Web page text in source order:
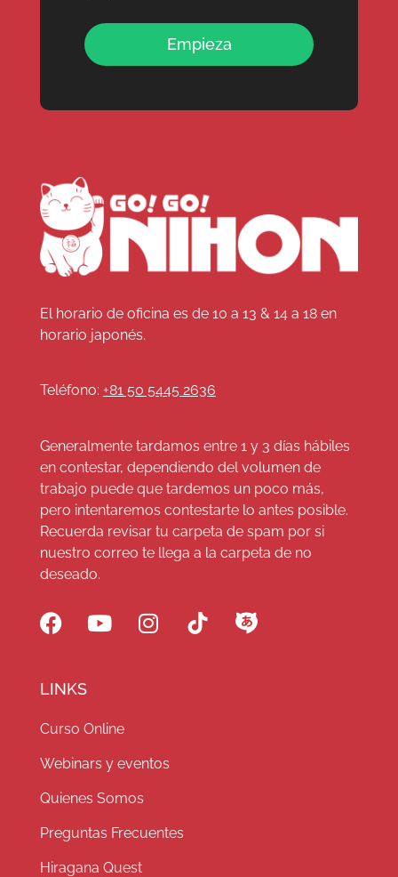
Empieza
El horario de oficina es de 10 a 13 & 14 a 18 en
horario japonés.
Teléfono: +81 50 5445 2636
Generalmente tardamos entre 1 y 3 días hábiles
en contestar, dependiendo del volumen de
trabajo puede que tardemos un poco más,
pero intentaremos contestarte lo antes posible.
Recuerda revisar tu carpeta de spam por si
nuestro correo te llega a la carpeta de no
deseado.
LINKS
Curso Online
Webinars y eventos
Quienes Somos
Preguntas Frecuentes
Hiragana Quest